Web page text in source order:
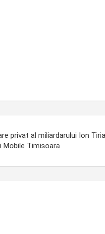
privat al miliardarului Ion
Mobile Timisoara